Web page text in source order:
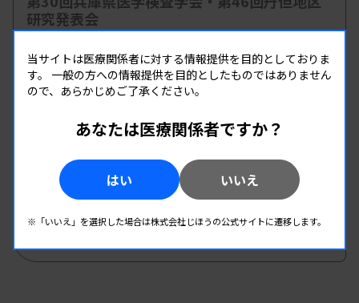
研究発表会
開催場所 : 兵庫県
管理運営 病理・細胞
08.26 - 08.26
第2回 病理・細胞検査班研修会
和歌山県臨床検査技師会
開催場所 : WEB
当サイトは医療関係者に対する情報提供を目的としておりま
す。 一般の方への情報提供を目的としたものではありません
ので、あらかじめご了承ください。
あなたは医療関係者ですか？
はい いいえ
※「いいえ」を選択した場合は株式会社じほうの公式サイトに遷移します。